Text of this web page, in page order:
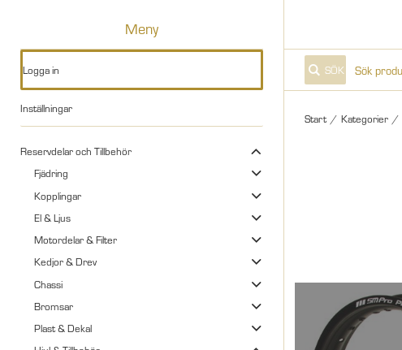
Meny
Logga in
Inställningar
Reservdelar och Tillbehör
Fjädring
Kopplingar
El & Ljus
Motordelar & Filter
Kedjor & Drev
Chassi
Bromsar
Plast & Dekal
SÖK
Start / Kategorier /